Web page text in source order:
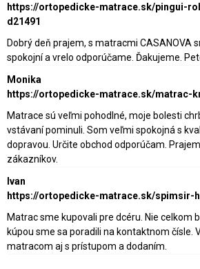
https://ortopedicke-matrace.sk/pingui-
d21491
Dobrý deň prajem, s matracmi CASANOVA
spokojní a vrelo odporúčame. Ďakujeme.
Monika
https://ortopedicke-matrace.sk/matrac-
Matrace sú veľmi pohodlné, moje bolesti
vstávaní pominuli. Som veľmi spokojná s
dopravou. Určite obchod odporúčam.
zákazníkov.
Ivan
https://ortopedicke-matrace.sk/spimsir-
Matrac sme kupovali pre dcéru. Nie celkom
kúpou sme sa poradili na kontaktnom čísle.
matracom aj s prístupom a dodaním.